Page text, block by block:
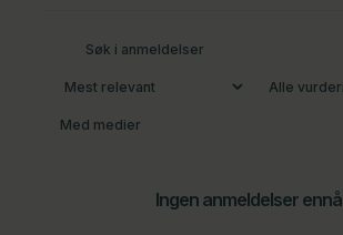
Med medier
Ingen anmeldelser ennå